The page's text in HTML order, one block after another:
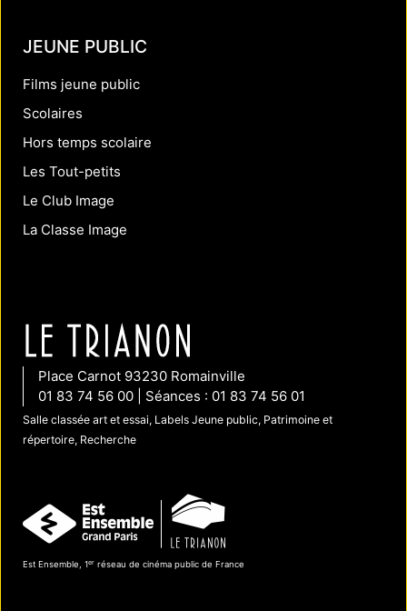
JEUNE PUBLIC
Films jeune public
Scolaires
Hors temps scolaire
Les Tout-petits
Le Club Image
La Classe Image
Place Carnot 93230 Romainville
01 83 74 56 00 | Séances : 01 83 74 56 01
Salle classée art et essai, Labels Jeune public, Patrimoine et
répertoire, Recherche
Est Ensemble, 1er réseau de cinéma public de France